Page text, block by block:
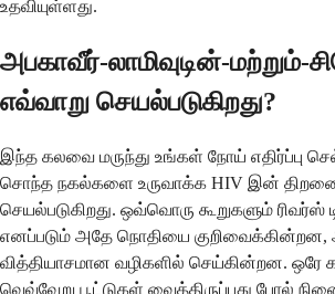
உதவியுள்ளது.
அபகாவீர்-லாமிவுடின்-மற்றும்-
எவ்வாறு செயல்படுகிறது?
இந்த கலவை மருந்து உங்கள் நோய் எதிர்ப்பு
சொந்த நகல்களை உருவாக்க HIV இன்
செயல்படுகிறது. ஒவ்வொரு கூறுகளும் ரிவர்ஸ்
எனப்படும் அதே நொதியை
வித்தியாசமான வழிகளில் செய்கின்றன. ஒரே
வெவ்வேறு பூட்டுகள் வைத்திருப்பது போல்